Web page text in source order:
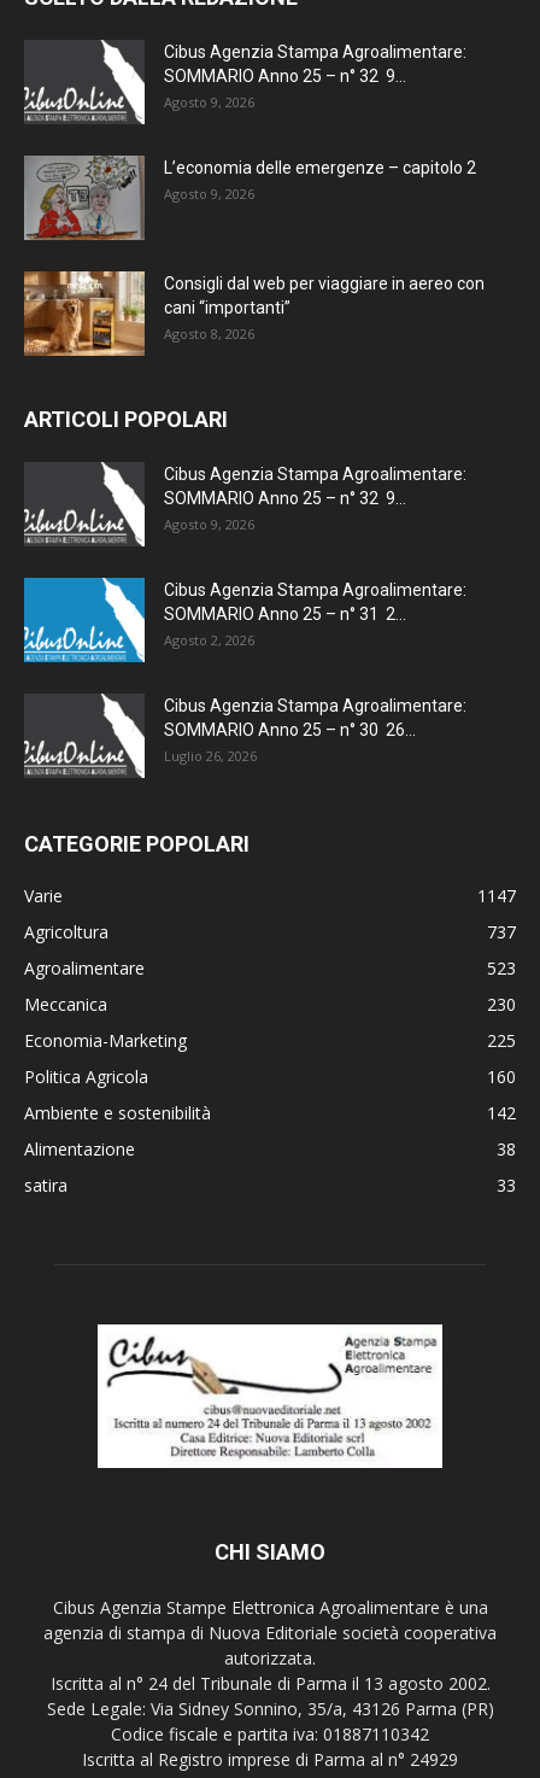
Cibus Agenzia Stampa Agroalimentare:
SOMMARIO Anno 25 – n° 32 9...
Agosto 9, 2026
L’economia delle emergenze – capitolo 2
Agosto 9, 2026
Consigli dal web per viaggiare in aereo con
cani “importanti”
Agosto 8, 2026
ARTICOLI POPOLARI
Cibus Agenzia Stampa Agroalimentare:
SOMMARIO Anno 25 – n° 32 9...
Agosto 9, 2026
Cibus Agenzia Stampa Agroalimentare:
SOMMARIO Anno 25 – n° 31 2...
Agosto 2, 2026
Cibus Agenzia Stampa Agroalimentare:
SOMMARIO Anno 25 – n° 30 26...
Luglio 26, 2026
CATEGORIE POPOLARI
Varie
1147
Agricoltura
737
Agroalimentare
523
Meccanica
230
Economia-Marketing
225
Politica Agricola
160
Ambiente e sostenibilità
142
Alimentazione
38
satira
33
CHI SIAMO
Cibus Agenzia Stampe Elettronica Agroalimentare è una
agenzia di stampa di Nuova Editoriale società cooperativa
autorizzata.
Iscritta al n° 24 del Tribunale di Parma il 13 agosto 2002.
Sede Legale: Via Sidney Sonnino, 35/a, 43126 Parma (PR)
Codice fiscale e partita iva: 01887110342
Iscritta al Registro imprese di Parma al n° 24929